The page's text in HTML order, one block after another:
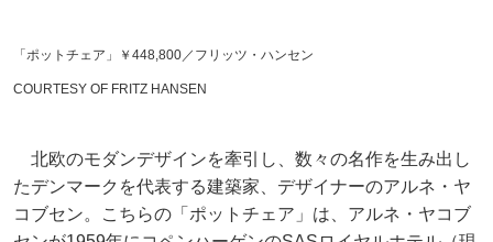
「ポットチェア」￥448,800／フリッツ・ハンセン
COURTESY OF FRITZ HANSEN
北欧のモダンデザインを牽引し、数々の名作を生み出し
たデンマークを代表する建築家、デザイナーのアルネ・ヤ
コブセン。こちらの「ポットチェア」は、アルネ・ヤコブ